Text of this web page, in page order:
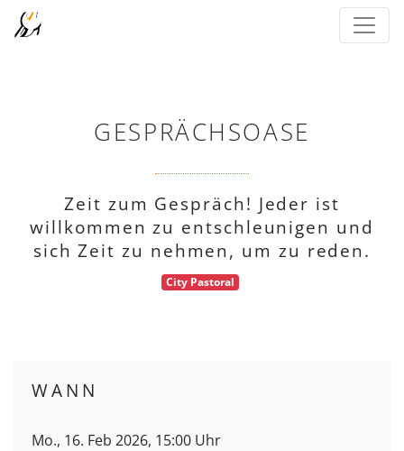
GESPRÄCHSOASE
Zeit zum Gespräch! Jeder ist
willkommen zu entschleunigen und
sich Zeit zu nehmen, um zu reden.
City Pastoral
WANN
Mo., 16. Feb 2026, 15:00 Uhr